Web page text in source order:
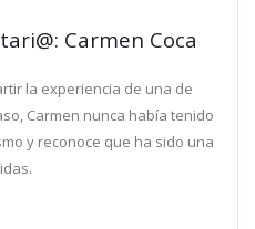
Carmen Coca
la experiencia de una de
Carmen nunca había tenido
y reconoce que ha sido una